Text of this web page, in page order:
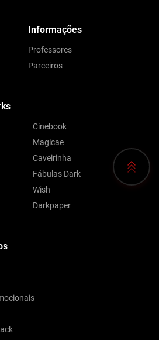
Informações
Professores
Parceiros
Cinebook
Magicae
Caveirinha
Fábulas Dark
Wish
Darkpaper